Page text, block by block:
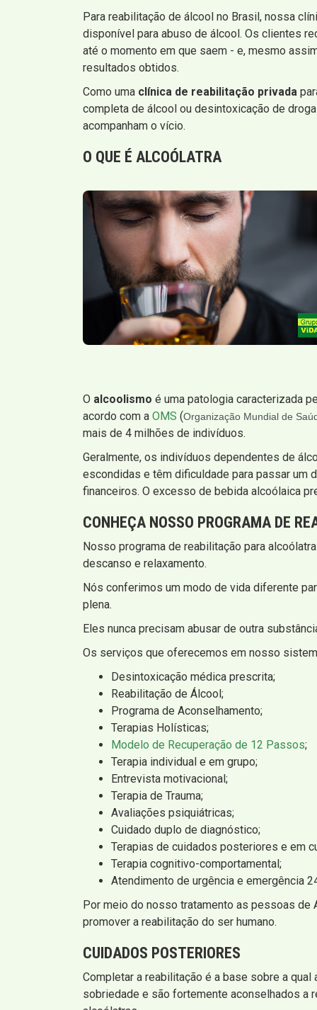
Para reabilitação de álcool no Brasil, nossa
disponível para abuso de álcool. Os clientes
até o momento em que saem - e, mesmo
resultados obtidos.
Como uma clínica de reabilitação privada
completa de álcool ou desintoxicação de
acompanham o vício.
O QUE É ALCOÓLATRA
O alcoolismo é uma patologia caracterizada
acordo com a OMS (Organização Mundial de
mais de 4 milhões de indivíduos.
Geralmente, os indivíduos dependentes de
escondidas e têm dificuldade para passar um
financeiros. O excesso de bebida alcoólaica
CONHEÇA NOSSO PROGRAMA DE
Nosso programa de reabilitação para
descanso e relaxamento.
Nós conferimos um modo de vida diferente
plena.
Eles nunca precisam abusar de outra
Os serviços que oferecemos em nosso
Desintoxicação médica prescrita;
Reabilitação de Álcool;
Programa de Aconselhamento;
Terapias Holísticas;
Modelo de Recuperação de 12 Passos;
Terapia individual e em grupo;
Entrevista motivacional;
Terapia de Trauma;
Avaliações psiquiátricas;
Cuidado duplo de diagnóstico;
Terapias de cuidados posteriores e em
Terapia cognitivo-comportamental;
Atendimento de urgência e emergência
Por meio do nosso tratamento as pessoas
promover a reabilitação do ser humano.
CUIDADOS POSTERIORES
Completar a reabilitação é a base sobre a
sobriedade e são fortemente aconselhados a